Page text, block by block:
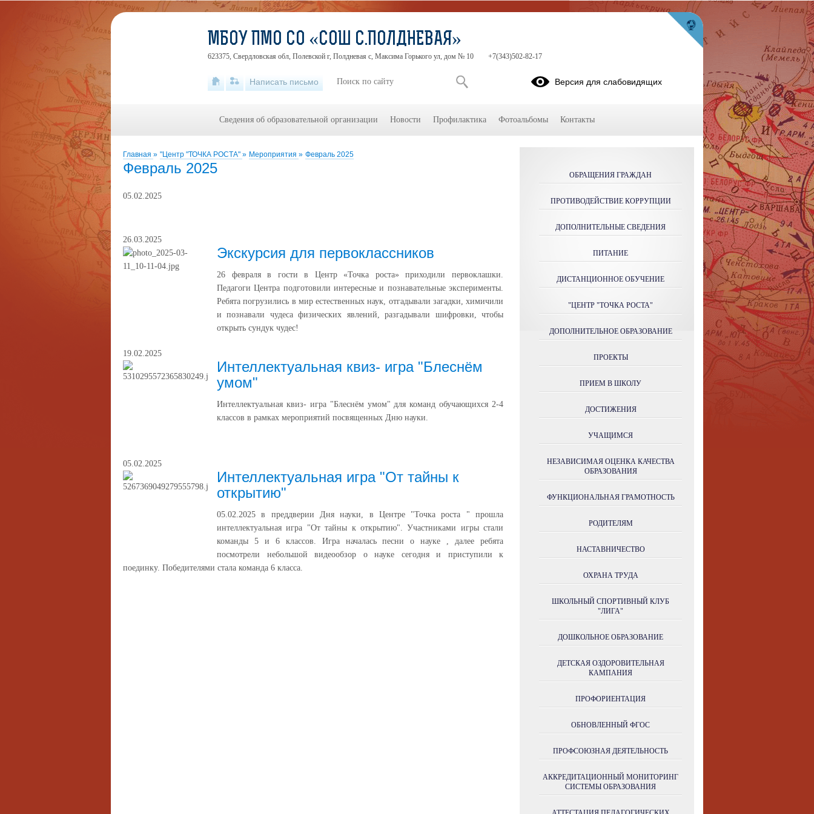
Главная » "Центр "ТОЧКА РОСТА" » Мероприятия » Февраль 2025
Февраль 2025
05.02.2025
26.03.2025
Экскурсия для первоклассников
26 февраля в гости в Центр «Точка роста» приходили первоклашки.
Педагоги Центра подготовили интересные и познавательные эксперименты.
Ребята погрузились в мир естественных наук, отгадывали загадки, химичили
и познавали чудеса физических явлений, разгадывали шифровки, чтобы
открыть сундук чудес!
19.02.2025
Интеллектуальная квиз- игра "Блеснём
умом"
Интеллектуальная квиз- игра "Блеснём умом" для команд обучающихся 2-4
классов в рамках мероприятий посвященных Дню науки.
05.02.2025
Интеллектуальная игра "От тайны к
открытию"
05.02.2025 в преддверии Дня науки, в Центре "Точка роста " прошла
интеллектуальная игра "От тайны к открытию". Участниками игры стали
команды 5 и 6 классов. Игра началась песни о науке , далее ребята
посмотрели небольшой видеообзор о науке сегодня и приступили к
поединку. Победителями стала команда 6 класса.
ОБРАЩЕНИЯ ГРАЖДАН
ПРОТИВОДЕЙСТВИЕ КОРРУПЦИИ
ДОПОЛНИТЕЛЬНЫЕ СВЕДЕНИЯ
ПИТАНИЕ
ДИСТАНЦИОННОЕ ОБУЧЕНИЕ
"ЦЕНТР "ТОЧКА РОСТА"
ДОПОЛНИТЕЛЬНОЕ ОБРАЗОВАНИЕ
ПРОЕКТЫ
ПРИЕМ В ШКОЛУ
ДОСТИЖЕНИЯ
УЧАЩИМСЯ
НЕЗАВИСИМАЯ ОЦЕНКА КАЧЕСТВА
ОБРАЗОВАНИЯ
ФУНКЦИОНАЛЬНАЯ ГРАМОТНОСТЬ
РОДИТЕЛЯМ
НАСТАВНИЧЕСТВО
ОХРАНА ТРУДА
ШКОЛЬНЫЙ СПОРТИВНЫЙ КЛУБ
"ЛИГА"
ДОШКОЛЬНОЕ ОБРАЗОВАНИЕ
ДЕТСКАЯ ОЗДОРОВИТЕЛЬНАЯ
КАМПАНИЯ
ПРОФОРИЕНТАЦИЯ
ОБНОВЛЕННЫЙ ФГОС
ПРОФСОЮЗНАЯ ДЕЯТЕЛЬНОСТЬ
АККРЕДИТАЦИОННЫЙ МОНИТОРИНГ
СИСТЕМЫ ОБРАЗОВАНИЯ
МБОУ ПМО СО «СОШ С.ПОЛДНЕВАЯ»
623375, Свердловская обл, Полевской г, Полдневая с, Максима Горького ул, дом № 10 +7(343)502-82-17
Написать письмо Версия для слабовидящих
Сведения об образовательной организации Новости Профилактика Фотоальбомы Контакты